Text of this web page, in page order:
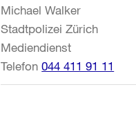
Michael Walker
Stadtpolizei Zürich
Mediendienst
Telefon 044 411 91 11